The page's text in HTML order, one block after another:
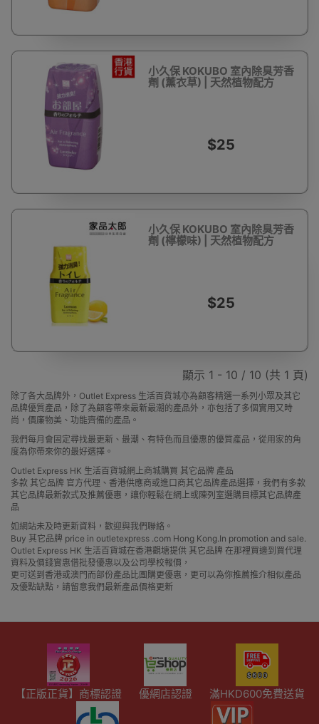
小久保 KOKUBO 室內除臭芳香
劑 (薰衣草) | 天然植物配方
$25
小久保 KOKUBO 室內除臭芳香
劑 (檸檬味) | 天然植物配方
$25
顯示 1 - 10 / 10 (共 1 頁)
除了各大品牌外，Outlet Express 生活百貨城亦為顧客精選一系列小眾及其它
品牌優質產品，除了為顧客帶來最新最潮的產品外，亦包括了多個實用又時
尚，價廉物美、功能齊備的產品。
我們每月會固定尋找最更新、最潮、有特色而且優惠的優質產品，從用家的角
度為你帶來你的最好選擇。
Outlet Express HK 生活百貨城網上商城購買 其它品牌 產品
多款 其它品牌 官方代理、香港供應商或進口商其它品牌產品選擇，我們有多款
其它品牌最新款式及推薦優惠，讓你輕鬆在網上或陳列室選購目標其它品牌產
品
如網站未及時更新資料，歡迎與我們聯絡。
Buy 其它品牌 price in outletexpress .com Hong Kong.In promotion and sale.
Outlet Express HK 生活百貨城在香港觀塘提供 其它品牌 在那裡買邊到買代理
資料及價錢實惠借批發優惠以及公司學校報價，
更可送到香港或澳門而部份產品比團購更優惠，更可以為你推薦推介相似產品
及優點缺點，請留意我們最新產品價格更新
【正版正貨】商標認證 優網店認證 滿HKD600免費送貨